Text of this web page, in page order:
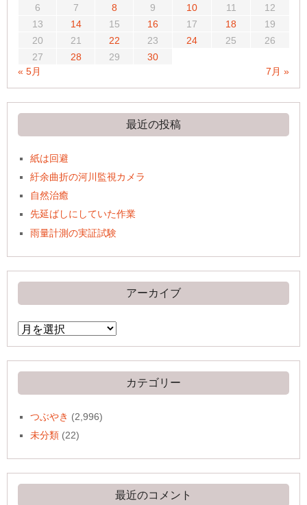
6
7 8 9 10 11
12
13
14 15 16 17 18
19
20
21 22 23 24 25
26
27
28 29
30
« 5月
7月 »
最近の投稿
紙は回避
紆余曲折の河川監視カメラ
自然治癒
先延ばしにしていた作業
雨量計測の実証試験
アーカイブ
ア
ー
イ
ブ
カテゴリー
つぶやき (2,996)
未分類 (22)
最近のコメント